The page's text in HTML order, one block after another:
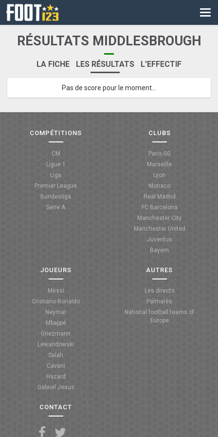
CM
LES DIRECTS
COUPE DE FRANCE
RÉSULTATS MIDDLESBROUGH
LA FICHE LES RÉSULTATS L'EFFECTIF
Pas de score pour le moment...
COMPÉTITIONS
CM
Ligue 1
Liga
Premier League
Bundesliga
Serie A
CLUBS
Paris-SG
Marseille
Lyon
Monaco
Real Madrid
FC Barcelona
Manchester City
Manchester United
Juventus
Bayern
JOUEURS
Messi
Cristiano Ronaldo
Neymar
Mbappé
Griezmann
Lewandowski
Salah
Cavani
Hazard
Gabriel Jesus
AUTRES
Les directs
Palmarès
National football teams of
Europe
CONTACT